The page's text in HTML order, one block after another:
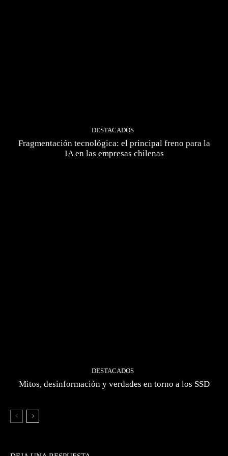
DESTACADOS
Fragmentación tecnológica: el principal freno para la
IA en las empresas chilenas
DESTACADOS
Mitos, desinformación y verdades en torno a los SSD